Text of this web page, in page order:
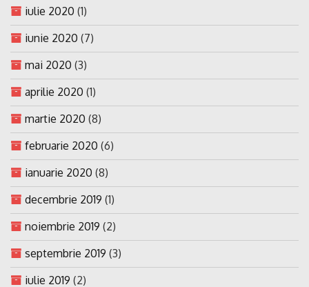
iulie 2020 (1)
iunie 2020 (7)
mai 2020 (3)
aprilie 2020 (1)
martie 2020 (8)
februarie 2020 (6)
ianuarie 2020 (8)
decembrie 2019 (1)
noiembrie 2019 (2)
septembrie 2019 (3)
iulie 2019 (2)